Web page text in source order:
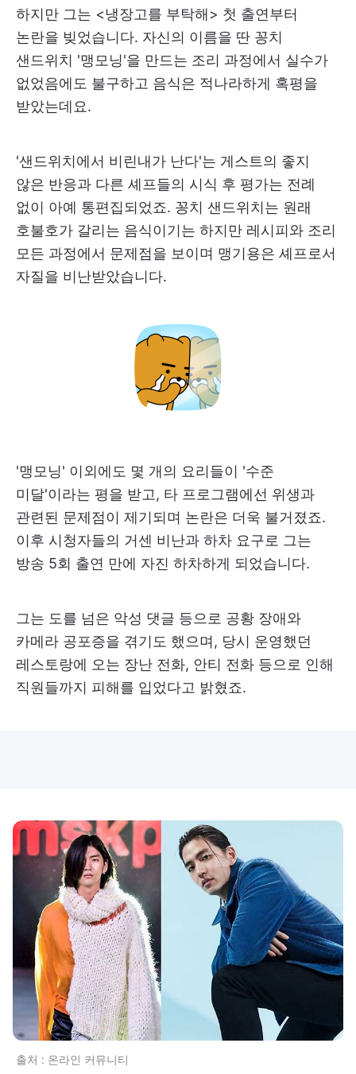
하지만 그는 <냉장고를 부탁해> 첫 출연부터
논란을 빚었습니다. 자신의 이름을 딴 꽁치
샌드위치 '맹모닝'을 만드는 조리 과정에서 실수가
없었음에도 불구하고 음식은 적나라하게 혹평을
받았는데요.
'샌드위치에서 비린내가 난다'는 게스트의 좋지
않은 반응과 다른 셰프들의 시식 후 평가는 전례
없이 아예 통편집되었죠. 꽁치 샌드위치는 원래
호불호가 갈리는 음식이기는 하지만 레시피와 조리
모든 과정에서 문제점을 보이며 맹기용은 셰프로서
자질을 비난받았습니다.
'맹모닝' 이외에도 몇 개의 요리들이 '수준
미달'이라는 평을 받고, 타 프로그램에선 위생과
관련된 문제점이 제기되며 논란은 더욱 불거졌죠.
이후 시청자들의 거센 비난과 하차 요구로 그는
방송 5회 출연 만에 자진 하차하게 되었습니다.
그는 도를 넘은 악성 댓글 등으로 공황 장애와
카메라 공포증을 겪기도 했으며, 당시 운영했던
레스토랑에 오는 장난 전화, 안티 전화 등으로 인해
직원들까지 피해를 입었다고 밝혔죠.
출처 : 온라인 커뮤니티